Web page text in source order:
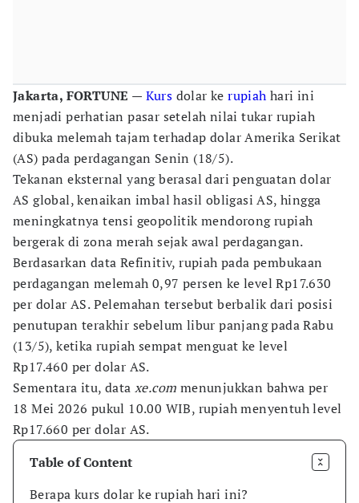
Jakarta, FORTUNE — Kurs dolar kerupiah hari ini
menjadi perhatian pasar setelah nilai tukar rupiah
dibuka melemah tajam terhadap dolar Amerika Serikat
(AS) pada perdagangan Senin (18/5).
Tekanan eksternal yang berasal dari penguatan dolar
AS global, kenaikan imbal hasil obligasi AS, hingga
meningkatnya tensi geopolitik mendorong rupiah
bergerak di zona merah sejak awal perdagangan.
Berdasarkan data Refinitiv, rupiah pada pembukaan
perdagangan melemah 0,97 persen ke level Rp17.630
per dolar AS. Pelemahan tersebut berbalik dari posisi
penutupan terakhir sebelum libur panjang pada Rabu
(13/5), ketika rupiah sempat menguat ke level
Rp17.460 per dolar AS.
Sementara itu, data xe.com menunjukkan bahwa per
18 Mei 2026 pukul 10.00 WIB, rupiah menyentuh level
Rp17.660 per dolar AS.
Table of Content
Berapa kurs dolar ke rupiah hari ini?